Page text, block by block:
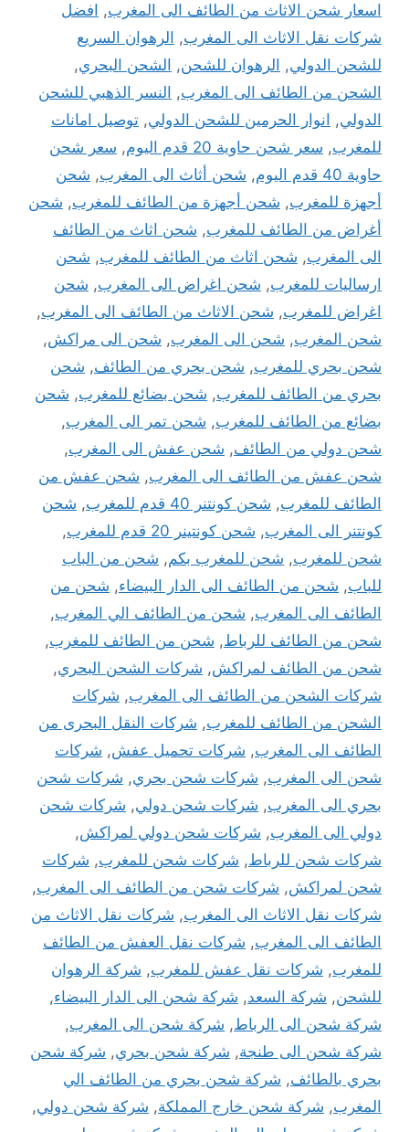
اسعار شحن الاثاث من الطائف الى المغرب, افضل
شركات نقل الاثاث الى المغرب, الرهوان السريع
للشحن الدولي, الرهوان للشحن, الشحن البحري,
الشحن من الطائف الى المغرب, النسر الذهبي للشحن
الدولي, انوار الحرمين للشحن الدولي, توصيل امانات
للمغرب, سعر شحن حاوية 20 قدم اليوم , سعر شحن
حاوية 40 قدم اليوم
, شحن أثاث الى المغرب, شحن
أجهزة للمغرب, شحن أجهزة من الطائف للمغرب, شحن
أغراض من الطائف للمغرب, شحن اثاث من الطائف
الى المغرب, شحن اثاث من الطائف للمغرب, شحن
ارساليات للمغرب, شحن اغراض الى المغرب, شحن
اغراض للمغرب, شحن الاثاث من الطائف الى المغرب,
شحن المغرب, شحن الى المغرب, شحن الى مراكش,
شحن بحري للمغرب, شحن بحري من الطائف, شحن
بحري من الطائف للمغرب, شحن بضائع للمغرب, شحن
بضائع من الطائف للمغرب, شحن تمر الى المغرب,
شحن دولي من الطائف, شحن عفش الى المغرب,
شحن عفش من الطائف الى المغرب, شحن عفش من
الطائف للمغرب, شحن كونتنر 40 قدم للمغرب , شحن
كونتنر الى المغرب, شحن كونتينر 20 قدم للمغرب
,
شحن للمغرب, شحن للمغرب بكم, شحن من الباب
للباب, شحن من الطائف الى الدار البيضاء, شحن من
الطائف الى المغرب, شحن من الطائف الي المغرب,
شحن من الطائف للرباط, شحن من الطائف للمغرب,
شحن من الطائف لمراكش, شركات الشحن البحري,
شركات الشحن من الطائف الى المغرب, شركات
الشحن من الطائف للمغرب, شركات النقل البحرى من
الطائف الى المغرب, شركات تحميل عفش, شركات
شحن الى المغرب, شركات شحن بحري, شركات شحن
بحري الى المغرب, شركات شحن دولي, شركات شحن
دولي الى المغرب, شركات شحن دولي لمراكش,
شركات شحن للرباط, شركات شحن للمغرب, شركات
شحن لمراكش, شركات شحن من الطائف الى المغرب,
شركات نقل الاثاث الى المغرب, شركات نقل الاثاث من
الطائف الى المغرب, شركات نقل العفش من الطائف
للمغرب, شركات نقل عفش للمغرب, شركة الرهوان
للشحن, شركة السعد, شركة شحن الى الدار البيضاء,
شركة شحن الى الرباط, شركة شحن الى المغرب,
شركة شحن الى طنجة, شركة شحن بحري, شركة شحن
بحري بالطائف, شركة شحن بحري من الطائف الي
المغرب, شركة شحن خارج المملكة, شركة شحن دولي,